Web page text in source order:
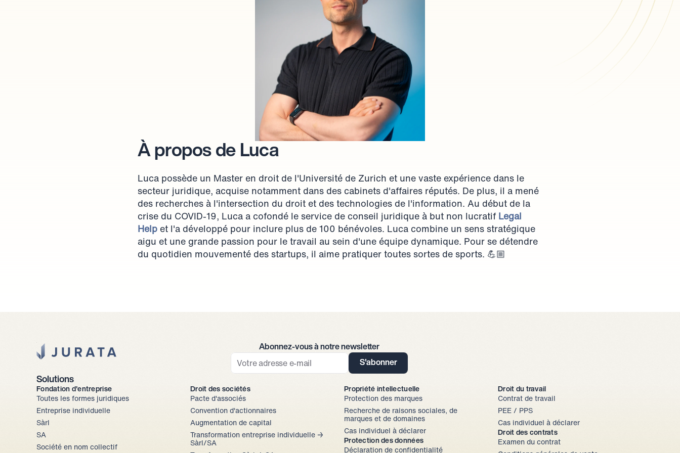
À propos de Luca
Luca possède un Master en droit de l'Université de Zurich et une vaste expérience dans le
secteur juridique, acquise notamment dans des cabinets d'affaires réputés. De plus, il a mené
des recherches à l'intersection du droit et des technologies de l'information. Au début de la
crise du COVID-19, Luca a cofondé le service de conseil juridique à but non lucratif Legal
Help et l'a développé pour inclure plus de 100 bénévoles. Luca combine un sens stratégique
aigu et une grande passion pour le travail au sein d'une équipe dynamique. Pour se détendre
du quotidien mouvementé des startups, il aime pratiquer toutes sortes de sports. 💪🏼
Abonnez-vous à notre newsletter
S'abonner
Solutions
Fondation d'entreprise
Toutes les formes juridiques
Entreprise individuelle
Sàrl
SA
Société en nom collectif
Droit des sociétés
Pacte d'associés
Convention d'actionnaires
Augmentation de capital
Transformation entreprise individuelle →
Sàrl/SA
Propriété intellectuelle
Protection des marques
Recherche de raisons sociales, de
marques et de domaines
Cas individuel à déclarer
Protection des données
Déclaration de confidentialité
Droit du travail
Contrat de travail
PEE / PPS
Cas individuel à déclarer
Droit des contrats
Examen du contrat